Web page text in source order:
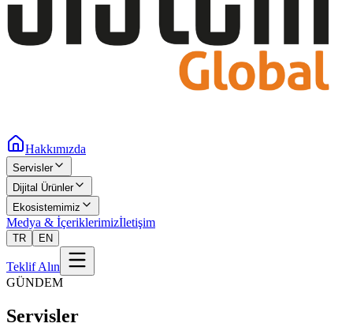
Hakkımızda
Servisler
Dijital Ürünler
Ekosistemimiz
Medya & İçeriklerimizİletişim
TR EN
Teklif Alın
GÜNDEM
Servisler